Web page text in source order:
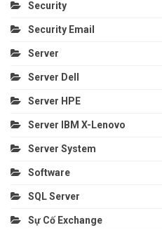
Security
Security Email
Server
Server Dell
Server HPE
Server IBM X-Lenovo
Server System
Software
SQL Server
Sự Cố Exchange